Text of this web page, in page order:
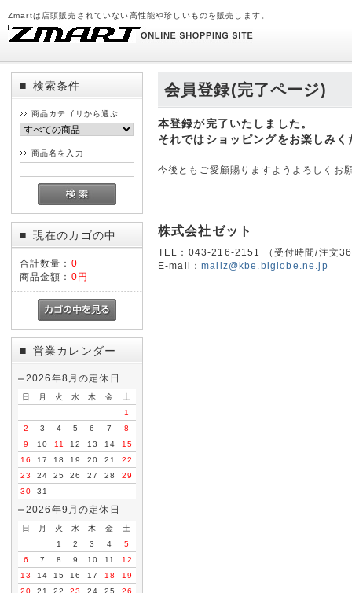
Zmartは店頭販売されていない高性能や珍しいものを販売します。
■ 検索条件
商品カテゴリから選ぶ
商品名を入力
■ 現在のカゴの中
合計数量： 0
商品金額： 0円
■ 営業カレンダー
2026年8月の定休日
日 月 火 水 木 金
土
1
2
3 4 5 6 7
8
9
10 11 12 13 14
15
16
17 18 19 20 21
22
23
24 25 26 27 28
29
30
31
2026年9月の定休日
日 月 火 水 木 金
土
1
2 3 4
5
6
7 8 9 10 11
12
13
14 15 16 17 18
19
20
21 22 23 24 25
26
会員登録(完了ページ)
本登録が完了いたしました。
それではショッピングをお楽しみく
今後ともご愛顧賜りますようよろしくお
株式会社ゼット
TEL：043-216-2151 （受付時間/注文
E-mall：mailz@kbe.biglobe.ne.jp